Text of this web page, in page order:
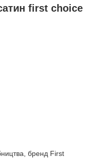
first choice
бренд First